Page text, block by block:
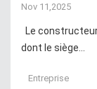
Nov 11,2025
Le
dont le siège...
Entreprise